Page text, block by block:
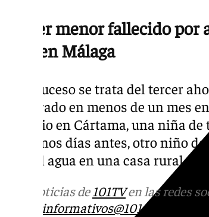
Tercer menor fallecido
mes en Málaga
Esta suceso se trata del tercer
registrado en menos de un mes
de junio en Cártama, una niña
solo unos días antes, otro niño
caer al agua en una casa rural.
Más noticias de101TVen las redes
informativos@101tv.es